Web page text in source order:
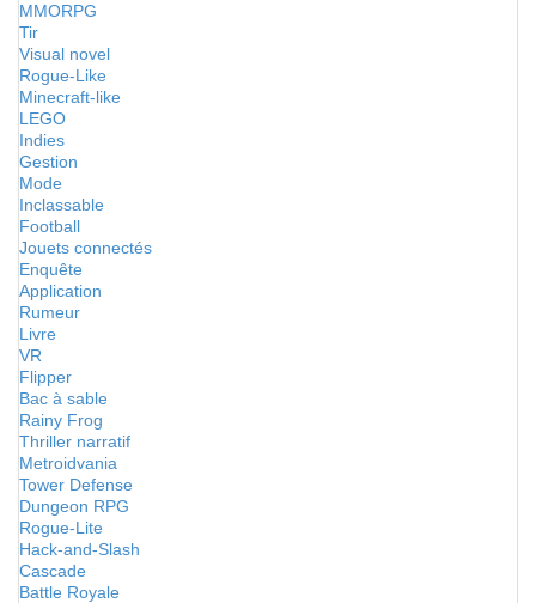
MMORPG
Tir
Visual novel
Rogue-Like
Minecraft-like
LEGO
Indies
Gestion
Mode
Inclassable
Football
Jouets connectés
Enquête
Application
Rumeur
Livre
VR
Flipper
Bac à sable
Rainy Frog
Thriller narratif
Metroidvania
Tower Defense
Dungeon RPG
Rogue-Lite
Hack-and-Slash
Cascade
Battle Royale